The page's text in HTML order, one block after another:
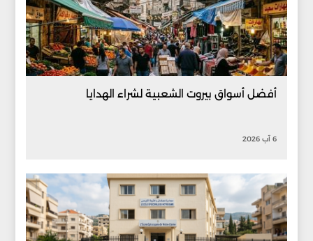
أفضل أسواق بيروت الشعبية لشراء الهدايا
6 آب 2026